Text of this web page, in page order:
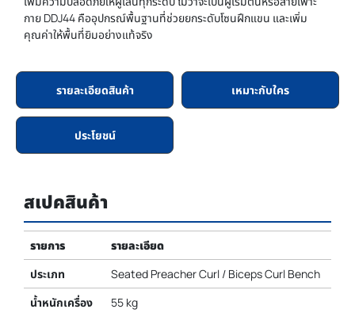
กาย DDJ44 คืออุปกรณ์พื้นฐานที่ช่วยยกระดับโซนฝึกแขน และเพิ่ม
คุณค่าให้พื้นที่ยิมอย่างแท้จริง
รายละเอียดสินค้า เหมาะกับใคร
ประโยชน์
สเปคสินค้า
รายการ
รายละเอียด
ประเภท
Seated Preacher Curl / Biceps Curl Bench
น้ำหนักเครื่อง
55 kg